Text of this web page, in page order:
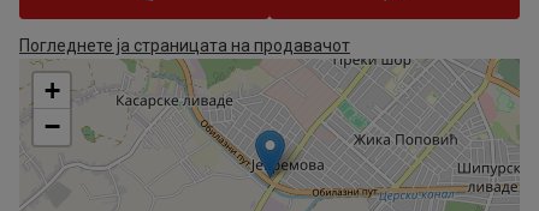
Погледнете ја страницата на продавачот
+
−